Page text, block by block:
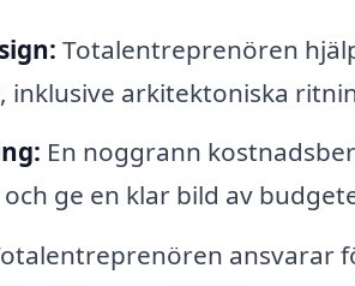
Totalentreprenören
arkitektoniska
En noggrann
ge en klar bild av
ansvarar